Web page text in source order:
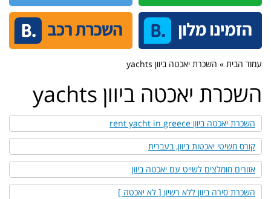
עמוד הבית » השכרת יאכטה ביוון yachts
השכרת יאכטה ביוון yachts
השכרת יאכטה ביוון rent yacht in greece
קורס משיטי יאכטות ביוון, בעברית
אזורים מומלצים לשייט עם יאכטה ביוון
השכרת סירה ביוון ללא רשיון [ לא יאכטה ]